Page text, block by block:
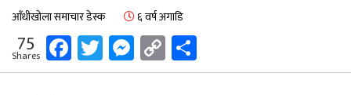
आँधीखोला समाचार डेस्क ६ वर्ष अगाडि
75
Shares Facebook
Twitter
Messenger
Copy
Link